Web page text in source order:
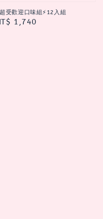
超受歡迎口味組⚡12入組
1,740